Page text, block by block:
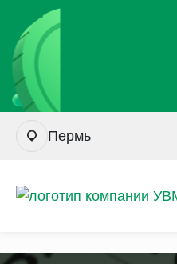
Пермь